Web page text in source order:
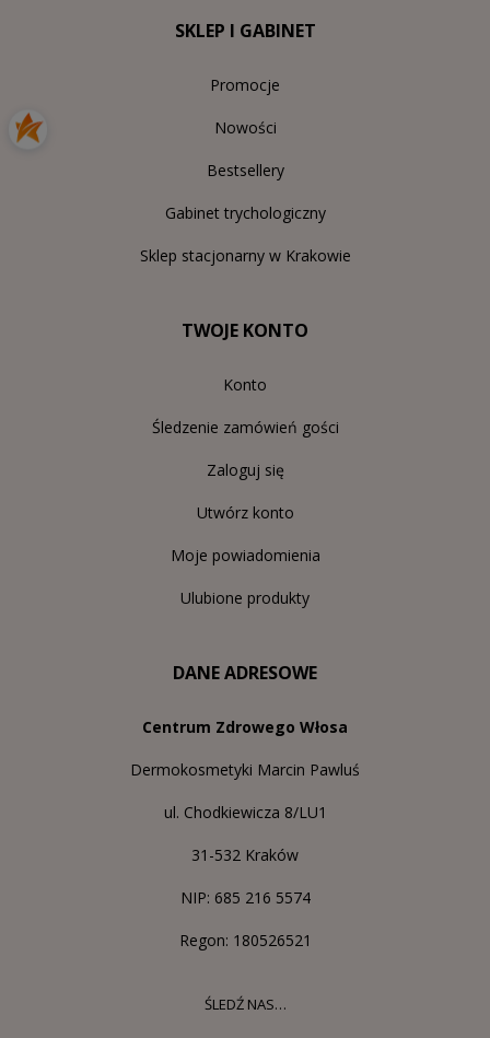
SKLEP I GABINET
Promocje
Nowości
Bestsellery
Gabinet trychologiczny
Sklep stacjonarny w Krakowie
TWOJE KONTO
Konto
Śledzenie zamówień gości
Zaloguj się
Utwórz konto
Moje powiadomienia
Ulubione produkty
DANE ADRESOWE
Centrum Zdrowego Włosa
Dermokosmetyki Marcin Pawluś
ul. Chodkiewicza 8/LU1
31-532 Kraków
NIP: 685 216 5574
Regon: 180526521
ŚLEDŹ NAS…